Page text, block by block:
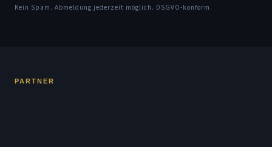
Kein Spam. Abmeldung jederzeit möglich. DSGVO-konform.
PARTNER